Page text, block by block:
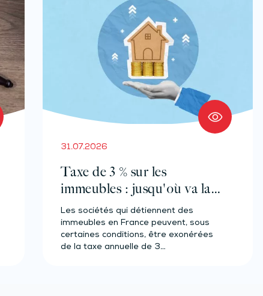
31.07.2026
Taxe de 3 % sur les
immeubles : jusqu'où va la
tolérance de
l'administration ?
Les sociétés qui détiennent des
immeubles en France peuvent, sous
certaines conditions, être exonérées
de la taxe annuelle de 3…